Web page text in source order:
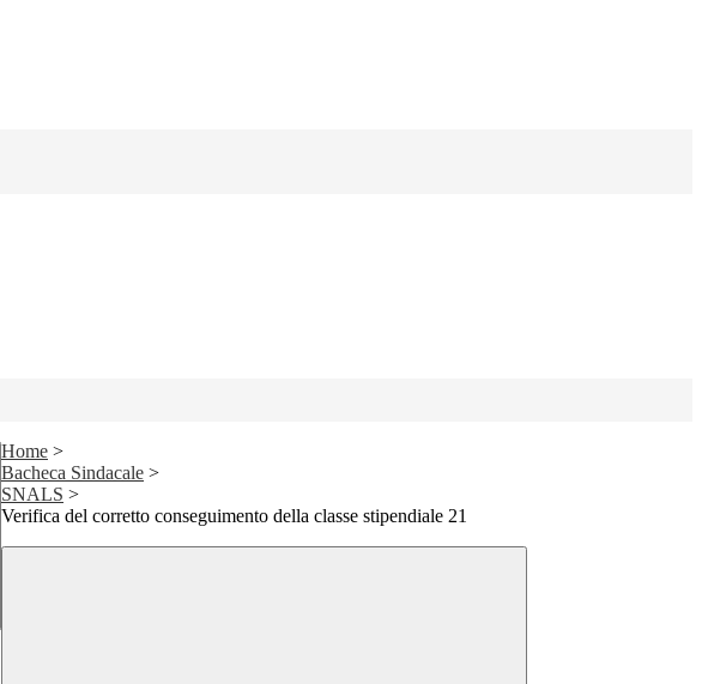
Home >
Bacheca Sindacale >
SNALS >
Verifica del corretto conseguimento della classe stipendiale 21